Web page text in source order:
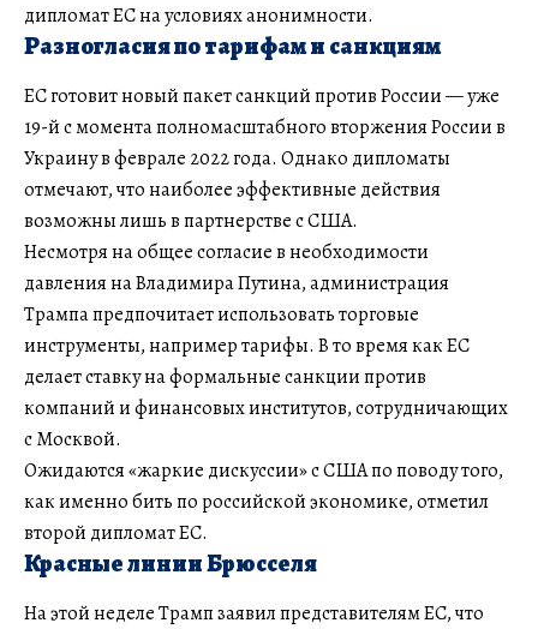
дипломат ЕС на условиях анонимности.
Разногласия по тарифам и санкциям
ЕС готовит новый пакет санкций против России — уже
19-й с момента полномасштабного вторжения России в
Украину в феврале 2022 года. Однако дипломаты
отмечают, что наиболее эффективные действия
возможны лишь в партнерстве с США.
Несмотря на общее согласие в необходимости
давления на Владимира Путина, администрация
Трампа предпочитает использовать торговые
инструменты, например тарифы. В то время как ЕС
делает ставку на формальные санкции против
компаний и финансовых институтов, сотрудничающих
с Москвой.
Ожидаются «жаркие дискуссии» с США по поводу того,
как именно бить по российской экономике, отметил
второй дипломат ЕС.
Красные линии Брюсселя
На этой неделе Трамп заявил представителям ЕС, что